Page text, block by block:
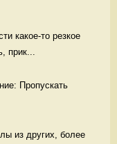
какое-то резкое
прик...
Пропускать
из других, более